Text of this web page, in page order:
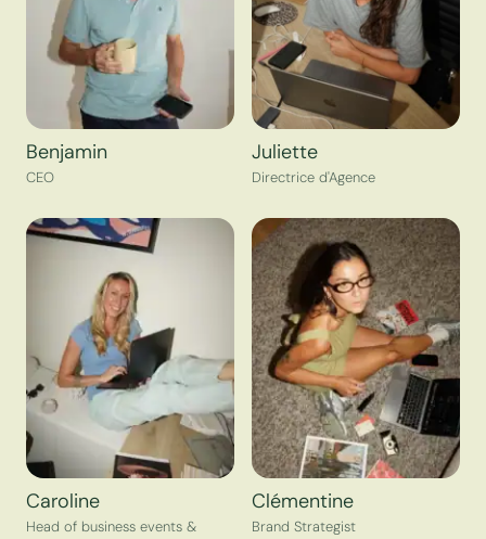
Benjamin
CEO
Juliette
Directrice d'Agence
Caroline
Head of business events &
Clémentine
Brand Strategist